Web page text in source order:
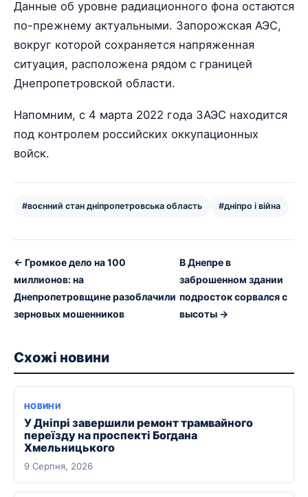
Данные об уровне радиационного фона остаются
по-прежнему актуальными. Запорожская АЭС,
вокруг которой сохраняется напряженная
ситуация, расположена рядом с границей
Днепропетровской области.
Напомним, с 4 марта 2022 года ЗАЭС находится
под контролем российских оккупационных
войск.
#воєнний стан дніпропетровська область #дніпро і війна
← Громкое дело на 100
миллионов: на
Днепропетровщине разоблачили
зерновых мошенников
В Днепре в
заброшенном здании
подросток сорвался с
высоты →
Схожі новини
НОВИНИ
У Дніпрі завершили ремонт трамвайного
переїзду на проспекті Богдана
Хмельницького
9 Серпня, 2026